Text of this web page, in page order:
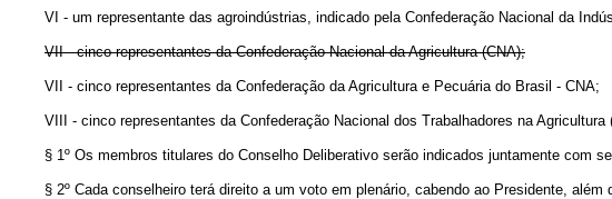
VI - um representante das agroindústrias, indicado pela Confederação Nacional da
VII - cinco representantes da Confederação Nacional da Agricultura (CNA);
VII - cinco representantes da Confederação da Agricultura e Pecuária do
VIII - cinco representantes da Confederação Nacional dos Trabalhadores na Agricultura
§ 1º Os membros titulares do Conselho Deliberativo serão indicados juntamente com
§ 2º Cada conselheiro terá direito a um voto em plenário, cabendo ao Presidente, além